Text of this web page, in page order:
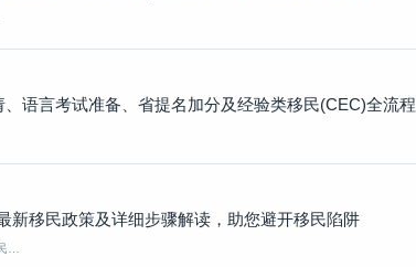
语言考试准备、省提名加分及经验类移民(CEC)全流程
新移民政策及详细步骤解读，助您避开移民陷阱
…